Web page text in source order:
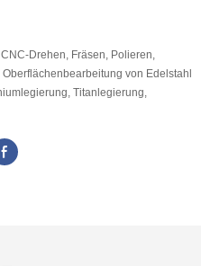
Drehen, Fräsen, Polieren,
von Edelstahl
Titanlegierung,